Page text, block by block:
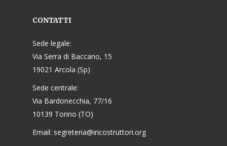
CONTATTI
Sede legale:
Via Serra di Baccano, 15
19021 Arcola (Sp)
Sede centrale:
Via Bardonecchia, 77/16
10139 Torino (TO)
Email: segreteria@iricostruttori.org